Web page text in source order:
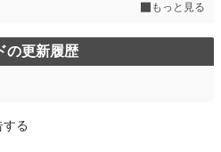
もっと見る
の更新履歴
る